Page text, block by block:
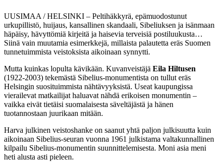
UUSIMAA / HELSINKI – Peltihäkkyrä, epämuodostunut
urkupillistö, huijaus, kansallinen skandaali, Sibeliuksen ja isänmaan
häpäisy, hävyttömiä kirjeitä ja haisevia terveisiä postiluukusta…
Siinä vain muutamia esimerkkejä, millaista palautetta eräs Suomen
tunnetuimmista veistoksista aikoinaan synnytti.
Mutta kuinkas lopulta kävikään. Kuvanveistäjä Eila Hiltusen
(1922-2003) tekemästä Sibelius-monumentista on tullut eräs
Helsingin suosituimmista nähtävyyksistä. Useat kaupungissa
vierailevat matkailijat haluavat nähdä erikoisen monumentin –
vaikka eivät tietäisi suomalaisesta säveltäjästä ja hänen
tuotannostaan juurikaan mitään.
Harva julkinen veistoshanke on saanut yhtä paljon julkisuutta kuin
aikoinaan Sibelius-seuran vuonna 1961 julkistama valtakunnallinen
kilpailu Sibelius-monumentin suunnittelemisesta. Moni asia meni
heti alusta asti pieleen.